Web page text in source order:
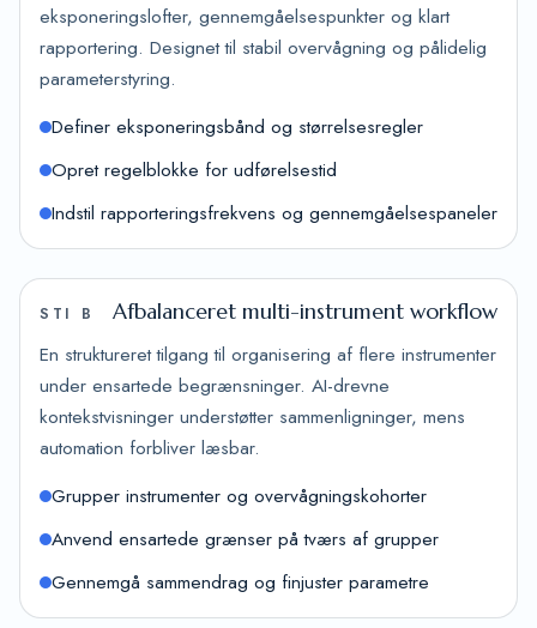
eksponeringslofter, gennemgåelsespunkter og klart
rapportering. Designet til stabil overvågning og pålidelig
parameterstyring.
Definer eksponeringsbånd og størrelsesregler
Opret regelblokke for udførelsestid
Indstil rapporteringsfrekvens og gennemgåelsespaneler
STI B Afbalanceret multi-instrument workflow
En struktureret tilgang til organisering af flere instrumenter
under ensartede begrænsninger. AI-drevne
kontekstvisninger understøtter sammenligninger, mens
automation forbliver læsbar.
Grupper instrumenter og overvågningskohorter
Anvend ensartede grænser på tværs af grupper
Gennemgå sammendrag og finjuster parametre